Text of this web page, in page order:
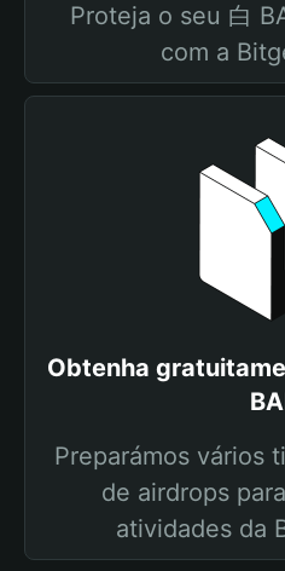
Proteja o seu 白
com a
Obtenha
Preparámos vários
de airdrops
atividades da